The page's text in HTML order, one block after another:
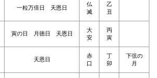
一粒万倍日 天恩日
仏
滅
乙
丑
寅の日 月徳日 天恩日
大
安
丙
寅
天恩日
赤
口
丁
卯
下弦の
月